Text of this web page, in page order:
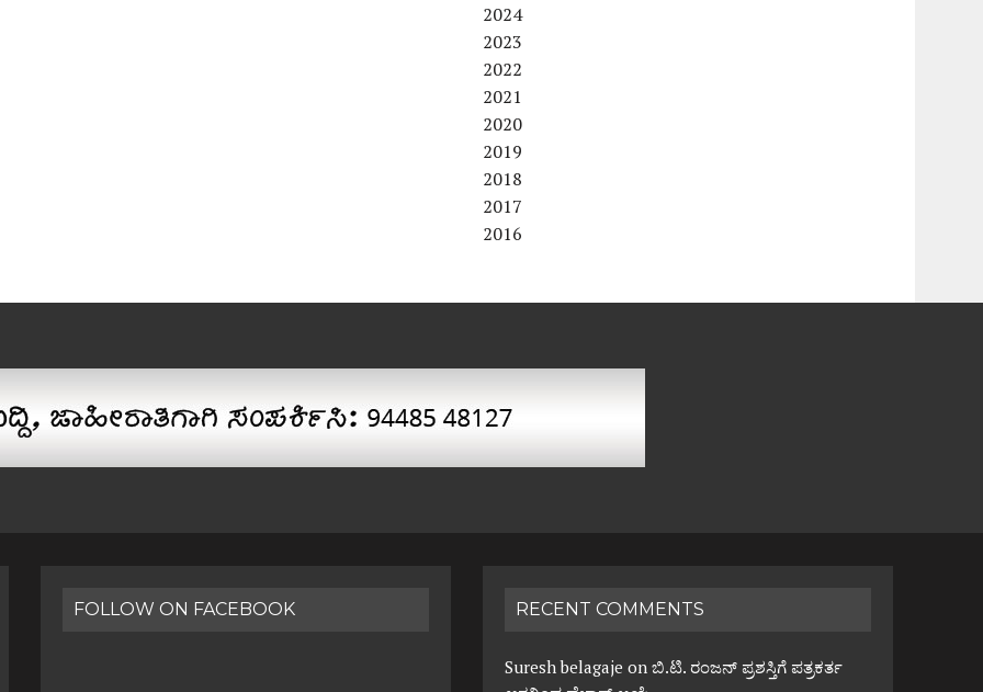
2024
2023
2022
2021
2020
2019
2018
2017
2016
FOLLOW ON FACEBOOK RECENT COMMENTS
Suresh belagaje onಬಿ.ಟಿ. ರಂಜನ್ ಪ್ರಶಸ್ತಿಗೆ ಪತ್ರಕರ್ತ